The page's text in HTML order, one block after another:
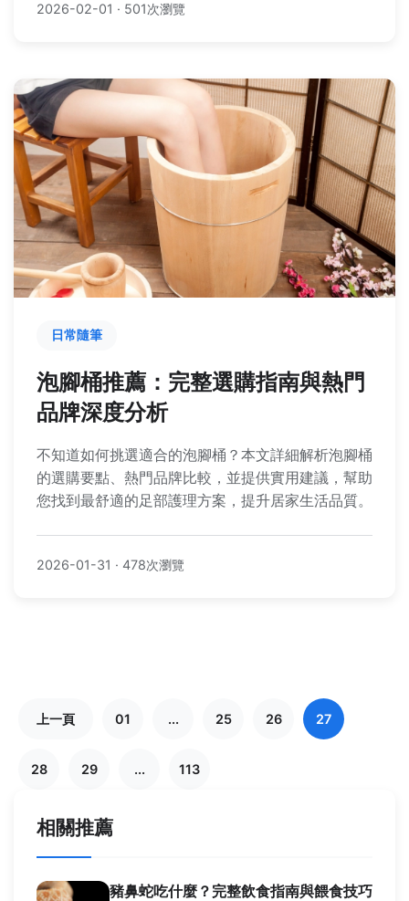
2026-02-01 · 501次瀏覽
日常隨筆
泡腳桶推薦：完整選購指南與熱門
品牌深度分析
不知道如何挑選適合的泡腳桶？本文詳細解析泡腳桶
的選購要點、熱門品牌比較，並提供實用建議，幫助
您找到最舒適的足部護理方案，提升居家生活品質。
2026-01-31 · 478次瀏覽
上一頁 01 ... 25 26 27
28 29 ... 113
相關推薦
豬鼻蛇吃什麼？完整飲食指南與餵食技巧